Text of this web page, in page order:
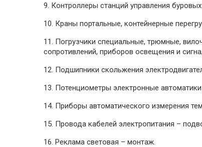
9. Контроллеры станций управления
10. Краны портальные, контейнерные
11. Погрузчики специальные, трюмные,
сопротивлений, приборов освещения и
12. Подшипники скольжения
13. Потенциометры электронные
14. Приборы автоматического измерения
15. Провода кабелей электропитания –
16. Реклама световая – монтаж.